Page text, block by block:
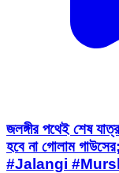
জলঙ্গীর পথেই শেষ
হবে না গোলাম
#Jalangi